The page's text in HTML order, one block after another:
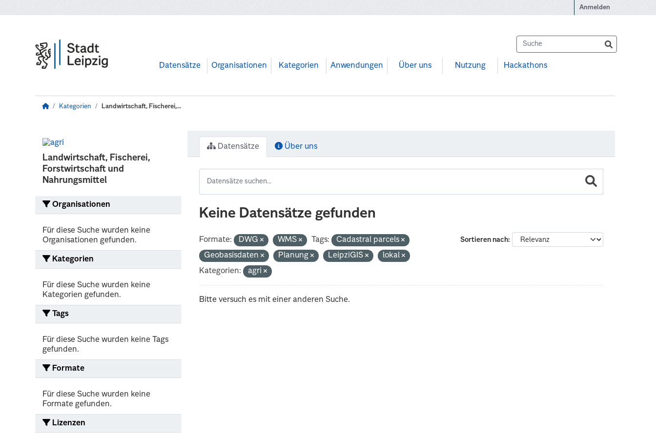
Anmelden
Datensätze Organisationen Kategorien Anwendungen Über uns Nutzung Hackathons
Kategorien Landwirtschaft, Fischerei,...
Landwirtschaft, Fischerei,
Forstwirtschaft und
Nahrungsmittel
Organisationen
Für diese Suche wurden keine
Organisationen gefunden.
Kategorien
Für diese Suche wurden keine
Kategorien gefunden.
Tags
Für diese Suche wurden keine Tags
gefunden.
Formate
Für diese Suche wurden keine
Formate gefunden.
Lizenzen
Datensätze Über uns
Keine Datensätze gefunden
Sortieren nach
Formate: DWG WMS Tags:
Cadastral parcels
Geobasisdaten
Planung LeipziGIS
lokal
Kategorien:
agri
Bitte versuch es mit einer anderen Suche.